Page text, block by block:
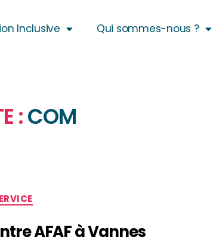
Inclusive Qui sommes-nous ?
:COM
AFAF à Vannes